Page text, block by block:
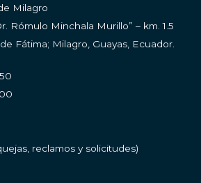
Milagro
Rómulo Minchala Murillo” – km. 1.5
Fátima; Milagro, Guayas, Ecuador.
reclamos y solicitudes)